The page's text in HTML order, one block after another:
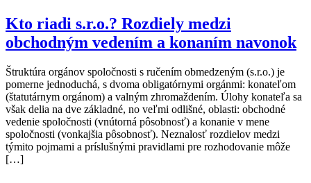
Kto riadi s.r.o.? Rozdiely medzi
obchodným vedením a konaním navonok
Štruktúra orgánov spoločnosti s ručením obmedzeným (s.r.o.) je
pomerne jednoduchá, s dvoma obligatórnymi orgánmi: konateľom
(štatutárnym orgánom) a valným zhromaždením. Úlohy konateľa sa
však delia na dve základné, no veľmi odlišné, oblasti: obchodné
vedenie spoločnosti (vnútorná pôsobnosť) a konanie v mene
spoločnosti (vonkajšia pôsobnosť). Neznalosť rozdielov medzi
týmito pojmami a príslušnými pravidlami pre rozhodovanie môže
[…]